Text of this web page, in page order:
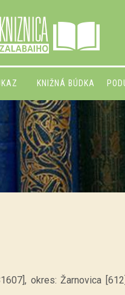
KNIŽNÁ BÚDKA
okres: Žarnovica